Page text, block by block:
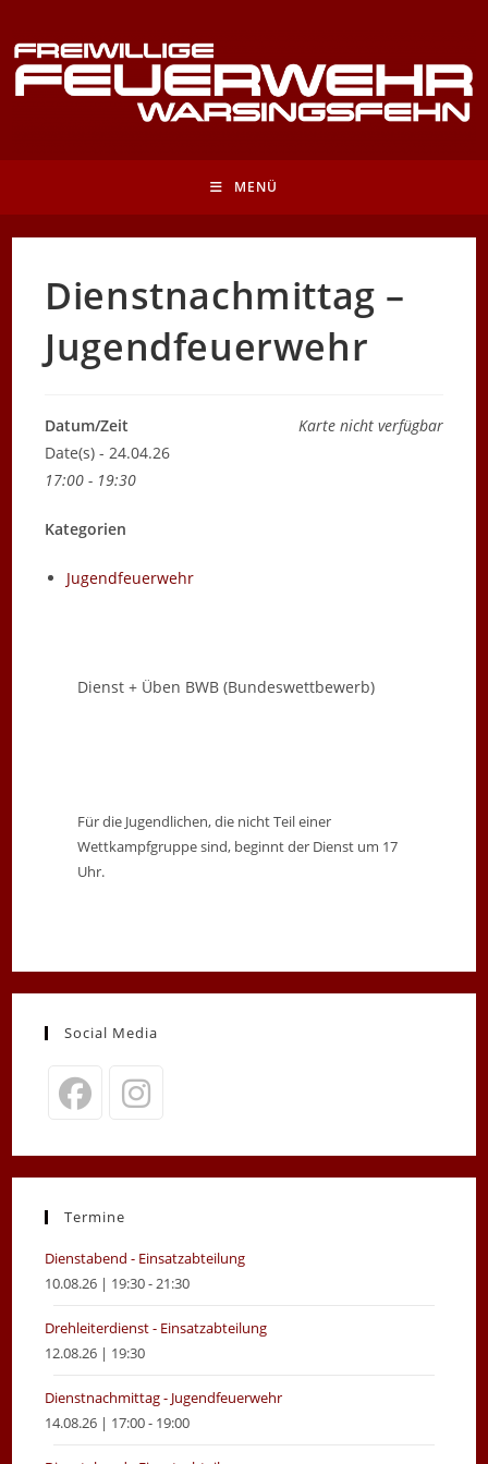
Inhalt
springen
MENÜ
Dienstnachmittag –
Jugendfeuerwehr
Karte nicht verfügbar
Datum/Zeit
Date(s) - 24.04.26
17:00 - 19:30
Kategorien
Jugendfeuerwehr
Dienst + Üben BWB (Bundeswettbewerb)
Für die Jugendlichen, die nicht Teil einer
Wettkampfgruppe sind, beginnt der Dienst um 17
Uhr.
Social Media
in
new
in
new
Termine
Dienstabend - Einsatzabteilung
10.08.26 | 19:30 - 21:30
Drehleiterdienst - Einsatzabteilung
12.08.26 | 19:30
Dienstnachmittag - Jugendfeuerwehr
14.08.26 | 17:00 - 19:00